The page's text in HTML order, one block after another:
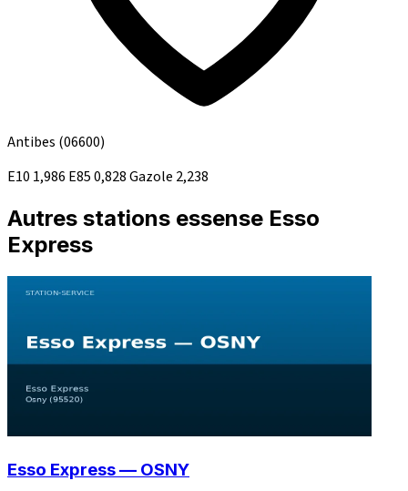
Antibes (06600)
E10 1,986 E850,828Gazole 2,238
Autres stations essense Esso
Express
Esso Express — OSNY